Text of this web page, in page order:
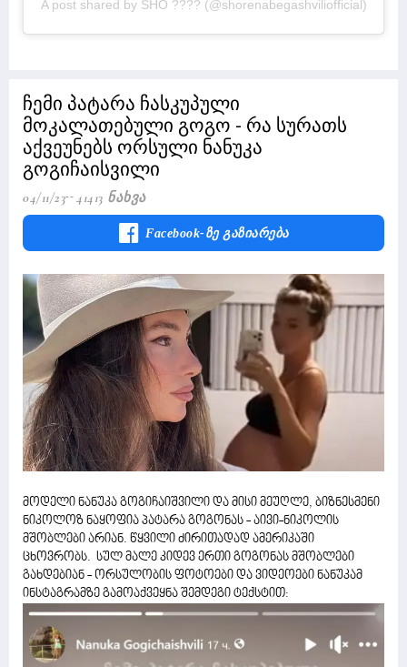
A post shared by SHO ???? (@shorenabegashviliofficial)
ჩემი პატარა ჩასკუპული
მოკალათებული გოგო - რა სურათს
აქვეუნებს ორსული ნანუკა
გოგიჩაისვილი
04/11/23 41413 Ნახვა
Facebook-Ზე Გაზიარება
მოდელი ნანუკა გოგიჩაიშვილი და მისი მეუღლე, ბიზნესმენი
ნიკოლოზ ნაყოფია პატარა გოგონას - აივი-ნიკოლის
მშობლები არიან. წყვილი ძირითადად ამერიკაში
ცხოვრობს. სულ მალე კიდევ ერთი გოგონას მშობლები
გახდებიან - ორსულობის ფოტოები და ვიდეოები ნანუკამ
ინსტაგრამზე გამოაქვეყნა შემდეგი ტექსტით: